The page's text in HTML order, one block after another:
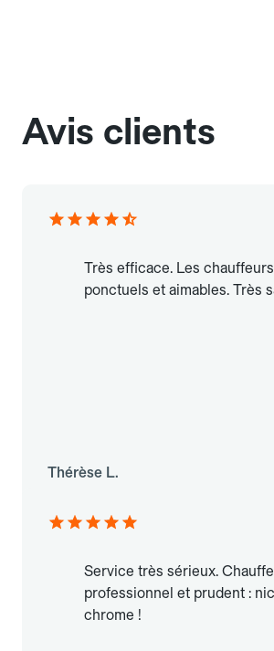
Avis clients
Très efficace. Les
ponctuels et aimables. Très
Thérèse L.
Service très sérieux.
professionnel et prudent :
chrome !